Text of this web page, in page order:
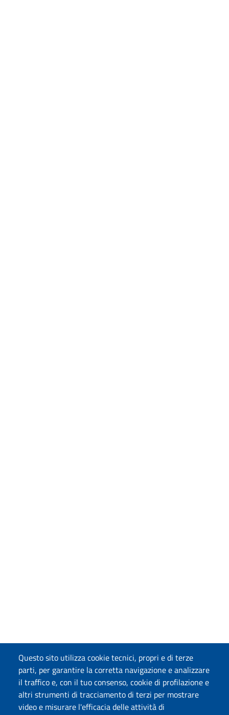
Questo sito utilizza cookie tecnici, propri e di terze
parti, per garantire la corretta navigazione e analizzare
il traffico e, con il tuo consenso, cookie di profilazione e
altri strumenti di tracciamento di terzi per mostrare
video e misurare l'efficacia delle attività di